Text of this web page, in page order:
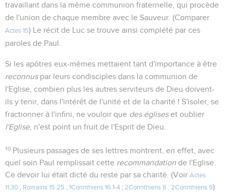
travaillant dans la même communion fraternelle, qui procède
de l'union de chaque membre avec le Sauveur. (Comparer
Actes 15) Le récit de Luc se trouve ainsi complété par ces
paroles de Paul.
Si les apôtres eux-mêmes mettaient tant d'importance à être
reconnuspar leurs condisciples dans la communion de
l'Eglise, combien plus les autres serviteurs de Dieu doivent-
ils y tenir, dans l'intérêt de l'unité et de la charité ! S'isoler, se
fractionner à l'infini, ne vouloir que des égliseset oublier
l'Eglise, n'est point un fruit de l'Esprit de Dieu.
10 Plusieurs passages de ses lettres montrent, en effet, avec
quel soin Paul remplissait cette recommandation de l'Eglise.
Ce devoir lui était dicté du reste par sa charité. (Voir Actes
11.30 ; Romains 15.25 ; 1Corinthiens 16.1-4 ; 2Corinthiens 8 ; 2Corinthiens 9)